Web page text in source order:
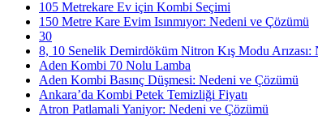
105 Metrekare Ev için Kombi Seçimi
150 Metre Kare Evim Isınmıyor: Nedeni ve Çözümü
30
8, 10 Senelik Demirdöküm Nitron Kış Modu Arızası:
Aden Kombi 70 Nolu Lamba
Aden Kombi Basınç Düşmesi: Nedeni ve Çözümü
Ankara’da Kombi Petek Temizliği Fiyatı
Atron Patlamali Yaniyor: Nedeni ve Çözümü